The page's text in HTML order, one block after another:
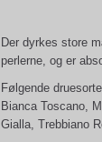
Der dyrkes store
perlerne, og er
Følgende
Bianca Toscano,
Gialla, Trebbiano